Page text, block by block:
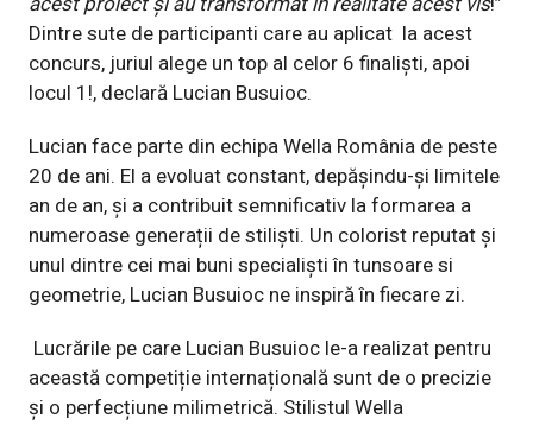
Dintre sute de participanti care au aplicat la acest
concurs, juriul alege un top al celor 6 finaliști, apoi
locul 1!, declară Lucian Busuioc.
Lucian face parte din echipa Wella România de peste
20 de ani. El a evoluat constant, depășindu-și limitele
an de an, și a contribuit semnificativ la formarea a
numeroase generații de stiliști. Un colorist reputat și
unul dintre cei mai buni specialiști în tunsoare si
geometrie, Lucian Busuioc ne inspiră în fiecare zi.
Lucrările pe care Lucian Busuioc le-a realizat pentru
această competiție internațională sunt de o precizie
și o perfecțiune milimetrică. Stilistul Wella